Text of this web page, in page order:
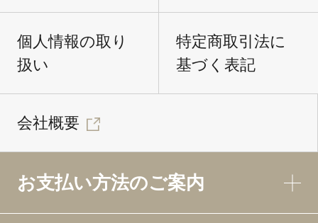
個人情報の取り
扱い
特定商取引法に
基づく表記
会社概要
お支払い方法のご案内